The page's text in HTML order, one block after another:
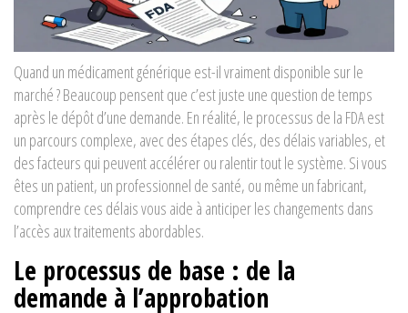
Quand un médicament générique est-il vraiment disponible sur le
marché ? Beaucoup pensent que c’est juste une question de temps
après le dépôt d’une demande. En réalité, le processus de la FDA est
un parcours complexe, avec des étapes clés, des délais variables, et
des facteurs qui peuvent accélérer ou ralentir tout le système. Si vous
êtes un patient, un professionnel de santé, ou même un fabricant,
comprendre ces délais vous aide à anticiper les changements dans
l’accès aux traitements abordables.
Le processus de base : de la
demande à l’approbation